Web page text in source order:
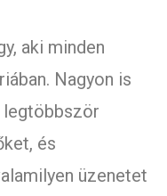
aki minden
Nagyon is
legtöbbször
és
üzenetet